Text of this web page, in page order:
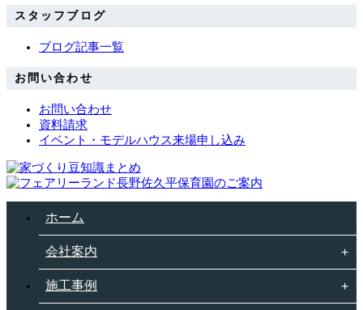
スタッフブログ
ブログ記事一覧
お問い合わせ
お問い合わせ
資料請求
イベント・モデルハウス来場申し込み
ホーム
会社案内
施工事例